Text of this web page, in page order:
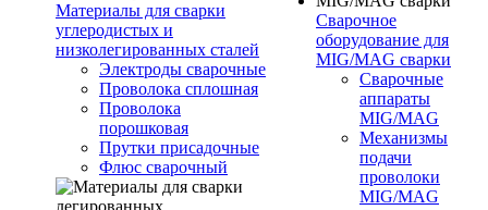
Материалы для сварки
углеродистых и
низколегированных сталей
Электроды сварочные
Проволока сплошная
Проволока
порошковая
Прутки присадочные
Флюс сварочный
Сварочное
оборудование для
MIG/MAG сварки
Сварочные
аппараты
MIG/MAG
Механизмы
подачи
проволоки
MIG/MAG